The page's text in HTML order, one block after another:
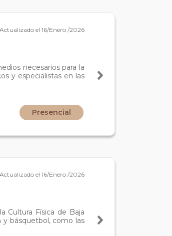
Actualizado el 16/Enero /2026
necesarios para la
y especialistas en las
Presencial
Actualizado el 16/Enero /2026
Cultura Física de Baja
y básquetbol, como las